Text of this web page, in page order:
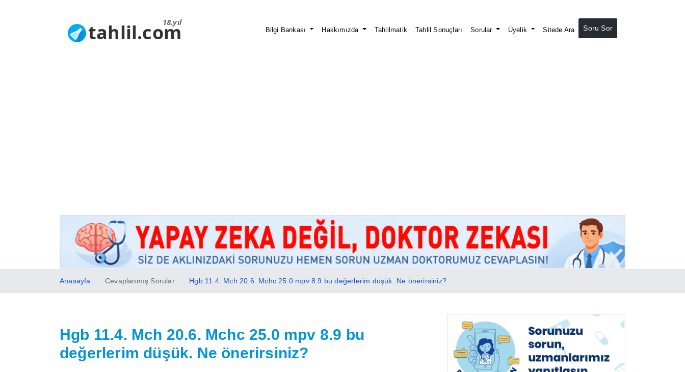
18.yıl
tahlil.com Bilgi Bankası Hakkımızda Tahlilmatik Tahlil Sonuçları Sorular Üyelik Sitede Ara Soru Sor
Anasayfa Cevaplanmış Sorular Hgb 11.4. Mch 20.6. Mchc 25.0 mpv 8.9 bu değerlerim düşük. Ne önerirsiniz?
Hgb 11.4. Mch 20.6. Mchc 25.0 mpv 8.9 bu
değerlerim düşük. Ne önerirsiniz?